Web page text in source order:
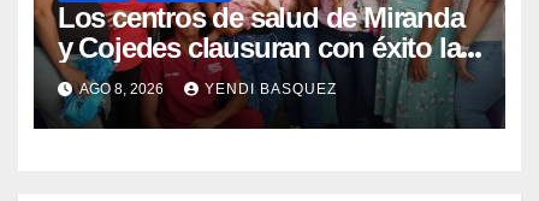
Los centros de salud de Miranda
y Cojedes clausuran con éxito la
Semana Mundial de la Lactancia
Materna
AGO 8, 2026 YENDI BASQUEZ